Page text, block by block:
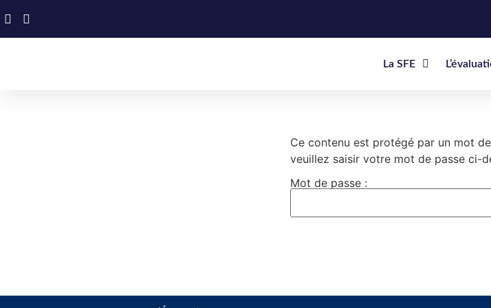
La SFE
Ce contenu est protégé par un mot
veuillez saisir votre mot de passe ci-
Mot de passe :